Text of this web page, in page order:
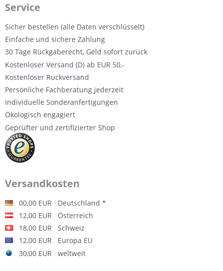
Service
Sicher bestellen (alle Daten verschlüsselt)
Einfache und sichere Zahlung
30 Tage Rückgaberecht, Geld sofort zurück
Kostenloser Versand (D) ab EUR 50,-
Kostenloser Rückversand
Persönliche Fachberatung jederzeit
Individuelle Sonderanfertigungen
Ökologisch engagiert
Geprüfter und zertifizierter Shop
Versandkosten
00,00 EUR Deutschland *
12,00 EUR Österreich
18,00 EUR Schweiz
12,00 EUR Europa EU
30,00 EUR weltweit